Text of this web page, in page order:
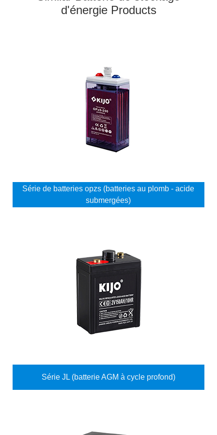
d'énergie Products
Série de batteries opzs (batteries au plomb - acide
submergées)
Série JL (batterie AGM à cycle profond)